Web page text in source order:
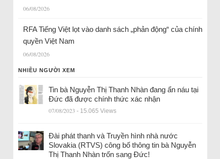
06/08/2026
RFA Tiếng Việt lọt vào danh sách „phản động“ của chính
quyền Việt Nam
06/08/2026
NHIỀU NGƯỜI XEM
Tin bà Nguyễn Thị Thanh Nhàn đang ẩn náu tại
Đức đã được chính thức xác nhận
07/08/2023 - 15.065 Views
Đài phát thanh và Truyền hình nhà nước
Slovakia (RTVS) công bố thông tin bà Nguyễn
Thị Thanh Nhàn trốn sang Đức!